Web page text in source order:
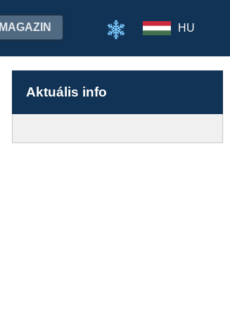
MAGAZIN HU
Aktuális info